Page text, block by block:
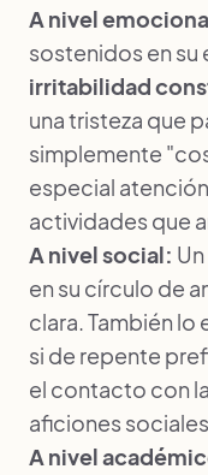
A nivel
sostenidos en su
irritabilidad
una tristeza que
simplemente
especial
actividades que
A nivel social:
en su círculo de
clara. También lo
si de repente
el contacto con
aficiones
A nivel